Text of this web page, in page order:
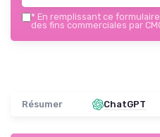
* En remplissant ce
des fins commerciales par
Résumer ChatGPT